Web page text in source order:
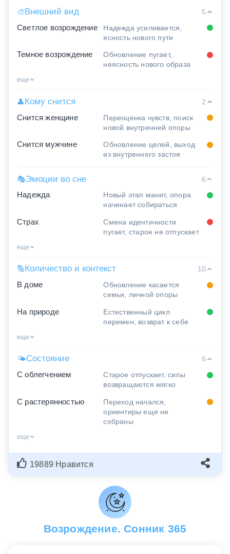
🎨Внешний вид
5
Светлое возрождение
Надежда усиливается,
ясность нового пути
Темное возрождение
Обновление пугает,
неясность нового образа
еще
👤Кому снится
2
Снится женщине
Переоценка чувств, поиск
новой внутренней опоры
Снится мужчине
Обновление целей, выход
из внутреннего застоя
🎭Эмоции во сне
6
Надежда
Новый этап манит, опора
начинает собираться
Страх
Смена идентичности
пугает, старое не отпускает
еще
🔢 Количество и контекст
10
В доме
Обновление касается
семьи, личной опоры
На природе
Естественный цикл
перемен, возврат к себе
еще
🌤Состояние
6
С облегчением
Старое отпускает, силы
возвращаются мягко
С растерянностью
Переход начался,
ориентиры еще не
собраны
еще
19889 Нравится
Возрождение. Сонник 365